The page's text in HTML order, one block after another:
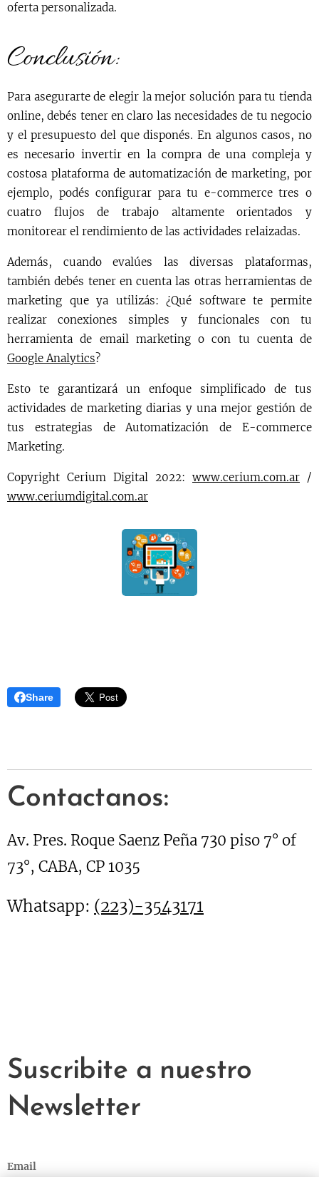
oferta personalizada.
Conclusión:
Para asegurarte de elegir la mejor solución para tu tienda
online, debés tener en claro las necesidades de tu negocio
y el presupuesto del que disponés. En algunos casos, no
es necesario invertir en la compra de una compleja y
costosa plataforma de automatización de marketing, por
ejemplo, podés configurar para tu e-commerce tres o
cuatro flujos de trabajo altamente orientados y
monitorear el rendimiento de las actividades relaizadas.
Además, cuando evalúes las diversas plataformas,
también debés tener en cuenta las otras herramientas de
marketing que ya utilizás: ¿Qué software te permite
realizar conexiones simples y funcionales con tu
herramienta de email marketing o con tu cuenta de
Google Analytics?
Esto te garantizará un enfoque simplificado de tus
actividades de marketing diarias y una mejor gestión de
tus estrategias de Automatización de E-commerce
Marketing.
Copyright Cerium Digital 2022: www.cerium.com.ar /
www.ceriumdigital.com.ar
Share
Contactanos:
Av. Pres. Roque Saenz Peña 730 piso 7° of
73°, CABA, CP 1035
Whatsapp: (223)-3543171
Suscribite a nuestro
Newsletter
Email